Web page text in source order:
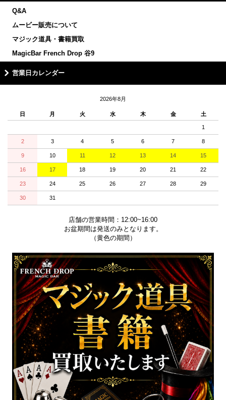
Q&A
ムービー販売について
マジック道具・書籍買取
MagicBar French Drop 谷9
営業日カレンダー
2026年8月
日 月 火 水 木 金 土
1
2 3 4 5 6 7 8
9 10 11 12 13 14 15
16 17 18 19 20 21 22
23 24 25 26 27 28 29
30 31
店舗の営業時間：12:00~16:00
お盆期間は発送のみとなります。
（黄色の期間）